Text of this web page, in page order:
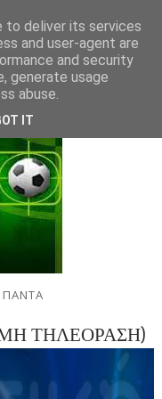
ΠΑΝΤΑ
ΤΗΛΕΟΡΑΣΗ)
to deliver its services
and user-agent are
and security
generate usage
abuse.
IT